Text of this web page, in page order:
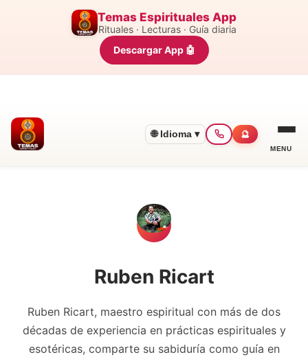
Temas Espirituales App
Rituales · Lecturas · Guía diaria
Descargar App 🤖
🌐 Idioma ▾ 🔮
MENU
Ruben Ricart
Ruben Ricart, maestro espiritual con más de dos
décadas de experiencia en prácticas espirituales y
esotéricas, comparte su sabiduría como guía en